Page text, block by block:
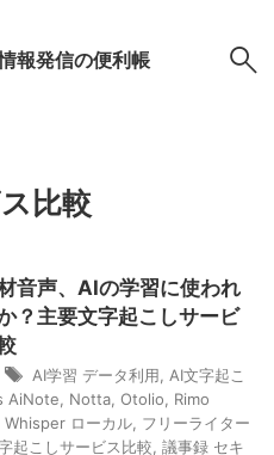
報発信の便利帳
比較
音声、AIの学習に使われ
？主要文字起こしサービ
AI学習 データ利用
AI文字起こ
AiNote Notta Otolio
Rimo
Whisper ローカル フリーライター
起こしサービス比較 議事録 セキ